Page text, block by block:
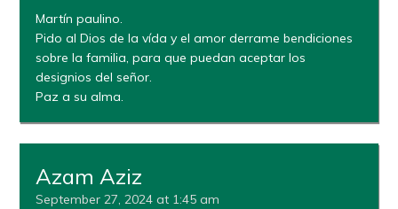
Martín paulino.
Pido al Dios de la vída y el amor derrame bendiciones
sobre la familia, para que puedan aceptar los
designios del señor.
Paz a su alma.
Azam Aziz
September 27, 2024 at 1:45 am